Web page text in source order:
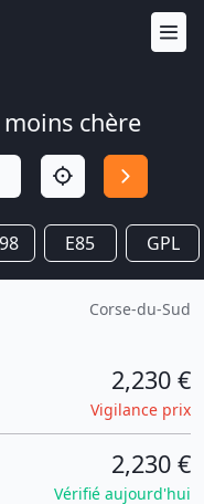
chère
E85 GPL
Corse-du-Sud
2,230 €
Vigilance prix
2,230 €
Vérifié aujourd'hui